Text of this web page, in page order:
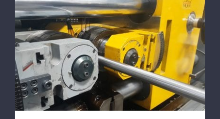
Sonsuz Vida Milli Asansör Teknolojileri